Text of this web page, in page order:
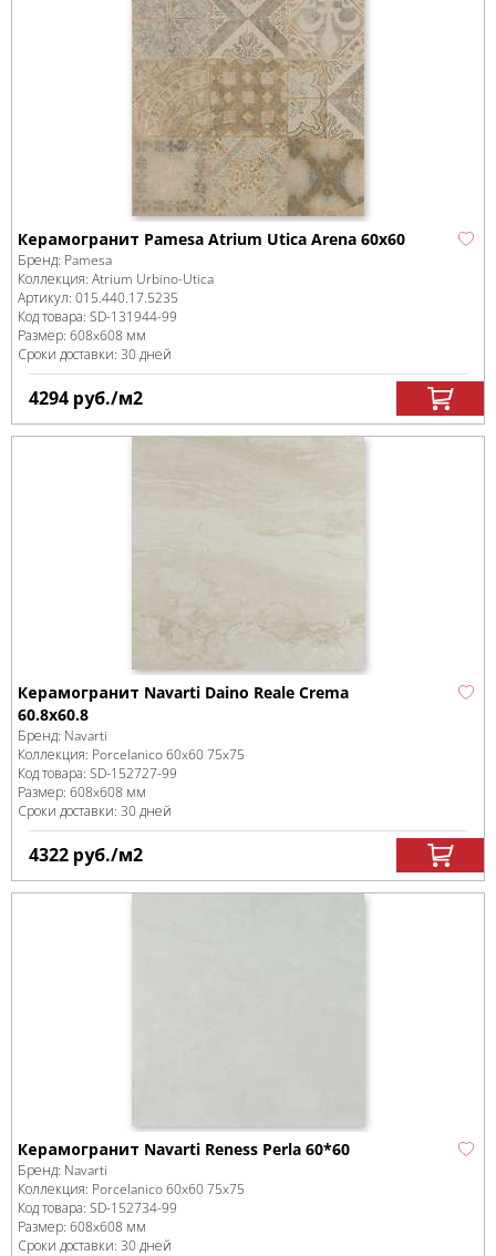
Керамогранит Pamesa Atrium Utica Arena 60х60
Бренд: Pamesa
Коллекция: Atrium Urbino-Utica
Артикул: 015.440.17.5235
Код товара: SD-131944-99
Размер: 608x608 мм
Сроки доставки: 30 дней
4294 руб./м2
Керамогранит Navarti Daino Reale Crema
60.8x60.8
Бренд: Navarti
Коллекция: Porcelanico 60x60 75x75
Код товара: SD-152727-99
Размер: 608x608 мм
Сроки доставки: 30 дней
4322 руб./м2
Керамогранит Navarti Reness Perla 60*60
Бренд: Navarti
Коллекция: Porcelanico 60x60 75x75
Код товара: SD-152734-99
Размер: 608x608 мм
Сроки доставки: 30 дней